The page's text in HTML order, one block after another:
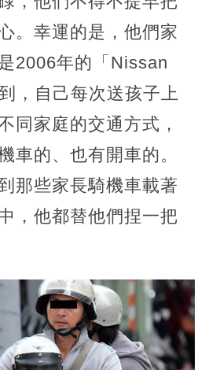
。幸運的是，他們家
2006年的「Nissan
，自己每次送孩子上
同家庭的交通方式，
車的、也有開車的。
那些家長騎機車載著
，他都替他們捏一把